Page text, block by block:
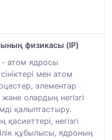
физикасы (IP)
- атом ядросы
мен атом
элементар
олардың негізгі
қалыптастыру.
негізгі
құбылысы, ядроның